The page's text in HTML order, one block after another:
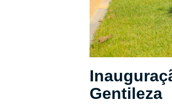
Gentileza